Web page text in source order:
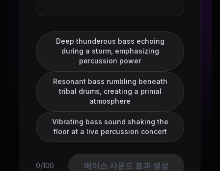
Deep thunderous bass echoing
during a storm, emphasizing
percussion power
Resonant bass rumbling beneath
tribal drums, creating a primal
atmosphere
Vibrating bass sound shaking the
floor at a live percussion concert
0/100 베이스 사운드 효과 생성